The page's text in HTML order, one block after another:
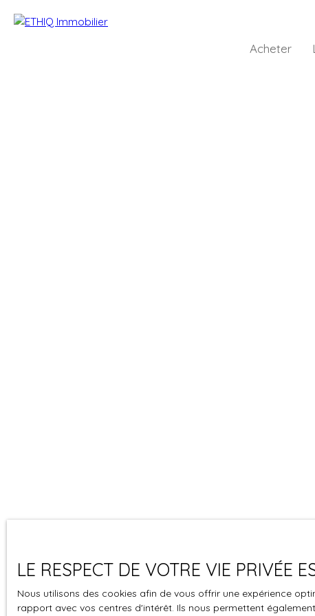
Acheter
LE RESPECT DE VOTRE VIE PRIVÉE
Nous utilisons des cookies afin de vous offrir une expérience
rapport avec vos centres d'intérêt. Ils nous permettent